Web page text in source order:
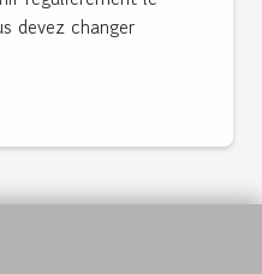
devez changer